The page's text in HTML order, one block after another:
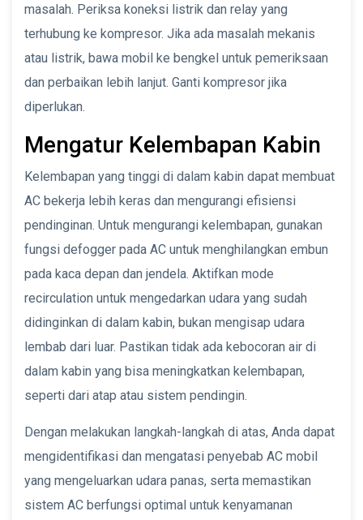
masalah. Periksa koneksi listrik dan relay yang
terhubung ke kompresor. Jika ada masalah mekanis
atau listrik, bawa mobil ke bengkel untuk pemeriksaan
dan perbaikan lebih lanjut. Ganti kompresor jika
diperlukan.
Mengatur Kelembapan Kabin
Kelembapan yang tinggi di dalam kabin dapat membuat
AC bekerja lebih keras dan mengurangi efisiensi
pendinginan. Untuk mengurangi kelembapan, gunakan
fungsi defogger pada AC untuk menghilangkan embun
pada kaca depan dan jendela. Aktifkan mode
recirculation untuk mengedarkan udara yang sudah
didinginkan di dalam kabin, bukan mengisap udara
lembab dari luar. Pastikan tidak ada kebocoran air di
dalam kabin yang bisa meningkatkan kelembapan,
seperti dari atap atau sistem pendingin.
Dengan melakukan langkah-langkah di atas, Anda dapat
mengidentifikasi dan mengatasi penyebab AC mobil
yang mengeluarkan udara panas, serta memastikan
sistem AC berfungsi optimal untuk kenyamanan